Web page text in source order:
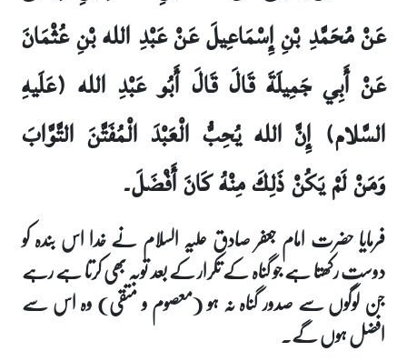
عَنْ مُحَمَّدِ بْنِ إِسْمَاعِيلَ عَنْ عَبْدِ الله بْنِ عُثْمَانَ
عَنْ أَبِي جَمِيلَةَ قَالَ قَالَ أَبُو عَبْدِ الله (عَلَيهِ
السَّلام) إِنَّ الله يُحِبُّ الْعَبْدَ الْمُفَتَّنَ التَّوَّابَ
وَمَنْ لَمْ يَكُنْ ذَلِكَ مِنْهُ كَانَ أَفْضَلَ۔
فرمایا حضرت امام جعفر صادق علیہ السلام نے خدا اس بندہ کو
دوست رکھتا ہے جو گناہ کے تکرار کے بعد توبہ بھی کرتا ہے رہے
جن لوگوں سے صدور گناہ نہ ہو (معصوم و متقی) وہ اس سے
افضل ہوں گے۔